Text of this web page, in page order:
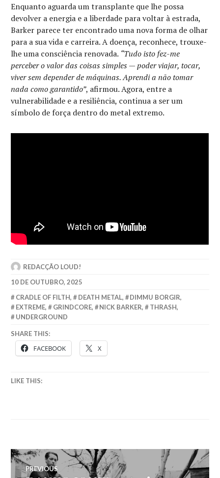
Enquanto aguarda um transplante que lhe possa
devolver a energia e a liberdade para voltar à estrada,
Barker parece ter encontrado uma nova forma de olhar
para a sua vida e carreira. A doença, reconhece, trouxe-
lhe uma consciência renovada. “Tudo isto fez-me
perceber o valor das coisas simples — poder viajar, tocar,
viver sem depender de máquinas. Aprendi a não tomar
nada como garantido”, afirmou. Agora, entre a
vulnerabilidade e a resiliência, continua a ser um
símbolo de força dentro do metal extremo.
REDACÇÃO LOUD!
10 DE OUTUBRO, 2025
CRADLE OF FILTH, DEATH METAL, DIMMU BORGIR,
EXTREME, GRINDCORE, NICK BARKER, THRASH,
UNDERGROUND
SHARE THIS:
FACEBOOK X
LIKE THIS:
Navegação
PREVIOUS